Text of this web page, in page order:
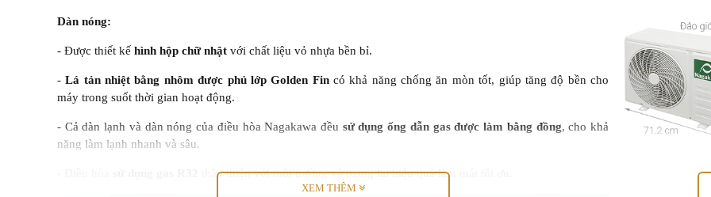
Dàn nóng:
- Được thiết kế hình hộp chữ nhật với chất liệu vỏ nhựa bền bỉ.
-Lá tản nhiệt bằng nhôm được phủ lớp Golden Fincó khả năng chống ăn mòn tốt, giúp tăng độ bền cho
máy trong suốt thời gian hoạt động.
- Cả dàn lạnh và dàn nóng của điều hòa Nagakawa đều sử dụng ống dẫn gas được làm bằng đồng, cho khả
năng làm lạnh nhanh và sâu.
thân thiện với môi trường và mang lại hiệu quả làm mát tối ưu.
XEM THÊM